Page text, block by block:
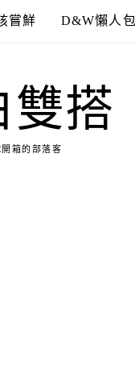
嘗鮮 D&W懶人
搭
箱的部落客